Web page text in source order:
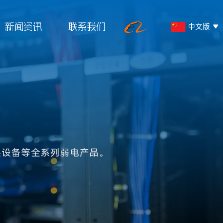
营销与服务
在线留言
新闻资讯 联系我们
中文版
备等全系列弱电产品。